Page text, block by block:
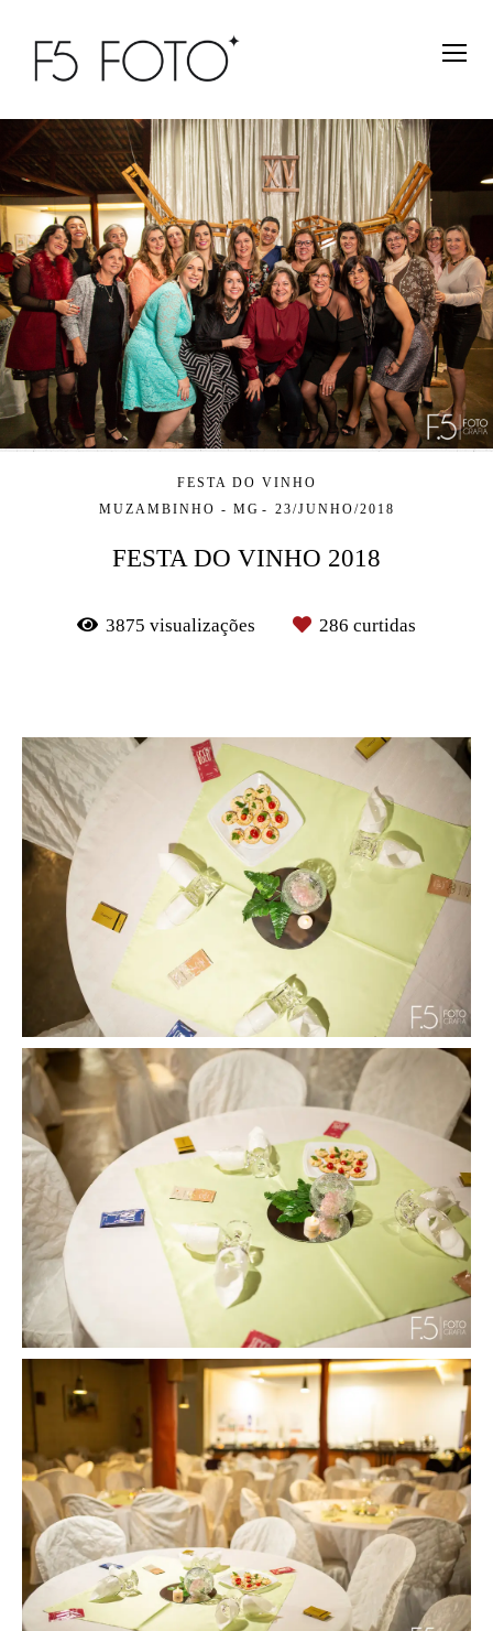
FESTA DO VINHO
MUZAMBINHO - MG
23/JUNHO/2018
FESTA DO VINHO 2018
3875 visualizações 286 curtidas